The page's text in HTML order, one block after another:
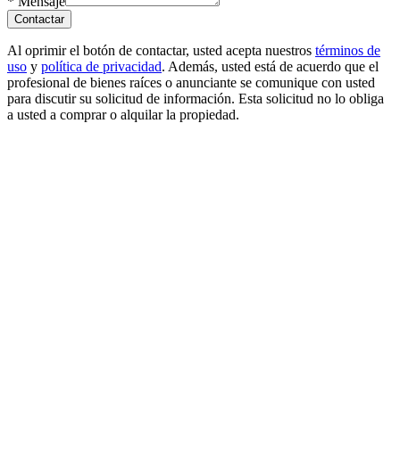
Contactar
Al oprimir el botón de contactar, usted acepta nuestros términos de
uso y política de privacidad. Además, usted está de acuerdo que el
profesional de bienes raíces o anunciante se comunique con usted
para discutir su solicitud de información. Esta solicitud no lo obliga
a usted a comprar o alquilar la propiedad.